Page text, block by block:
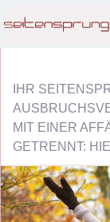
IHR
MIT EINER
GETRENNT: